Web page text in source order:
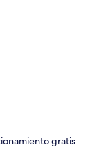
gratis